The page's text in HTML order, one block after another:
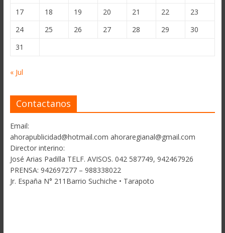
17
18 19 20 21 22
23
24
25 26 27 28 29
30
31
« Jul
Contactanos
Email:
ahorapublicidad@hotmail.com ahoraregianal@gmail.com
Director interino:
José Arias Padilla TELF. AVISOS. 042 587749, 942467926
PRENSA: 942697277 – 988338022
Jr. España N° 211Barrio Suchiche • Tarapoto